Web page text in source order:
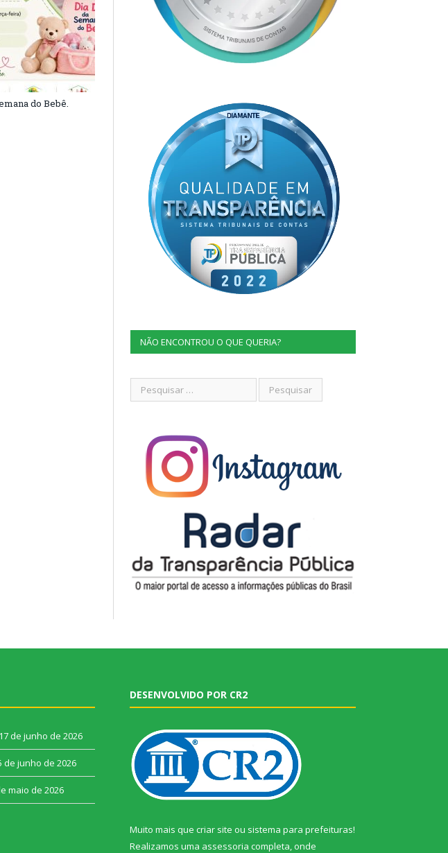
do Bebê.
NÃO ENCONTROU O QUE QUERIA?
17 de junho de 2026
de junho de 2026
maio de 2026
DESENVOLVIDO POR CR2
Muito mais que criar site ou sistema para prefeituras!
Realizamos uma assessoria completa, onde